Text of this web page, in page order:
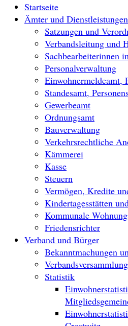
Startseite
Ämter und Dienstleistungen
Satzungen und
Verbandsleitung und
Sachbearbeiterinnen
Personalverwaltung
Einwohnermeldeamt,
Standesamt,
Gewerbeamt
Ordnungsamt
Bauverwaltung
Verkehrsrechtliche
Kämmerei
Kasse
Steuern
Vermögen, Kredite
Kindertagesstätten
Kommunale
Friedensrichter
Verband und Bürger
Bekanntmachungen
Verbandsversammlung
Statistik